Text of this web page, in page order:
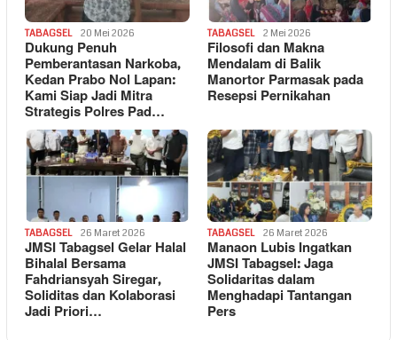
TABAGSEL 20 Mei 2026
Dukung Penuh
Pemberantasan Narkoba,
Kedan Prabo Nol Lapan:
Kami Siap Jadi Mitra
Strategis Polres Pad…
TABAGSEL 2 Mei 2026
Filosofi dan Makna
Mendalam di Balik
Manortor Parmasak pada
Resepsi Pernikahan
TABAGSEL 26 Maret 2026
JMSI Tabagsel Gelar Halal
Bihalal Bersama
Fahdriansyah Siregar,
Soliditas dan Kolaborasi
Jadi Priori…
TABAGSEL 26 Maret 2026
Manaon Lubis Ingatkan
JMSI Tabagsel: Jaga
Solidaritas dalam
Menghadapi Tantangan
Pers